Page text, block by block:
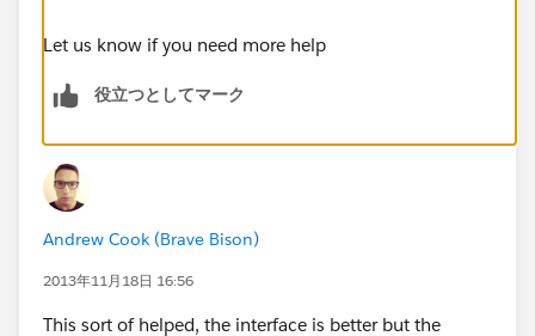
Let us know if you need more help
役立つとしてマーク
Andrew Cook (Brave Bison)
2013年11月18日 16:56
This sort of helped, the interface is better but the